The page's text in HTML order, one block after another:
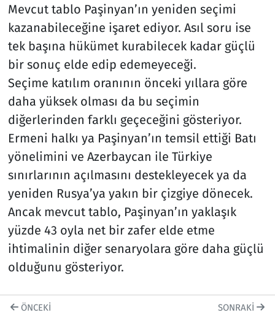
Mevcut tablo Paşinyan’ın yeniden seçimi
kazanabileceğine işaret ediyor. Asıl soru ise
tek başına hükümet kurabilecek kadar güçlü
bir sonuç elde edip edemeyeceği.
Seçime katılım oranının önceki yıllara göre
daha yüksek olması da bu seçimin
diğerlerinden farklı geçeceğini gösteriyor.
Ermeni halkı ya Paşinyan’ın temsil ettiği Batı
yönelimini ve Azerbaycan ile Türkiye
sınırlarının açılmasını destekleyecek ya da
yeniden Rusya’ya yakın bir çizgiye dönecek.
Ancak mevcut tablo, Paşinyan’ın yaklaşık
yüzde 43 oyla net bir zafer elde etme
ihtimalinin diğer senaryolara göre daha güçlü
olduğunu gösteriyor.
ÖNCEKI SONRAKI